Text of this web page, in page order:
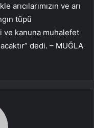
arıcılarımızın ve arı
tüpü
ve kanuna muhalefet
dedi. – MUĞLA